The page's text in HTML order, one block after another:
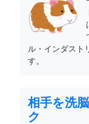
ル・インダスト
す。
相手を洗
ク